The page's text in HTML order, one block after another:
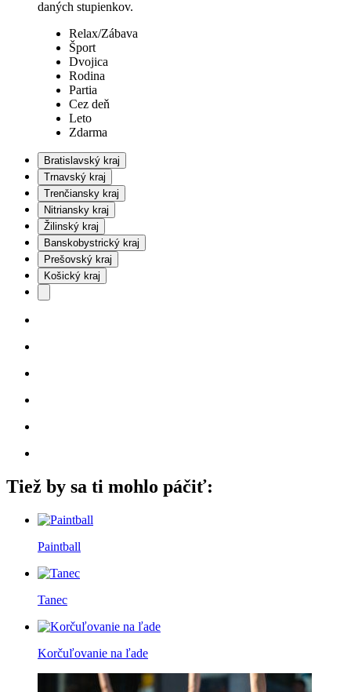
daných stupienkov.
Relax/Zábava
Šport
Dvojica
Rodina
Partia
Cez deň
Leto
Zdarma
Bratislavský kraj
Trnavský kraj
Trenčiansky kraj
Nitriansky kraj
Žilinský kraj
Banskobystrický kraj
Prešovský kraj
Košický kraj
Tiež by sa ti mohlo páčiť:
Paintball
Tanec
Korčuľovanie na ľade